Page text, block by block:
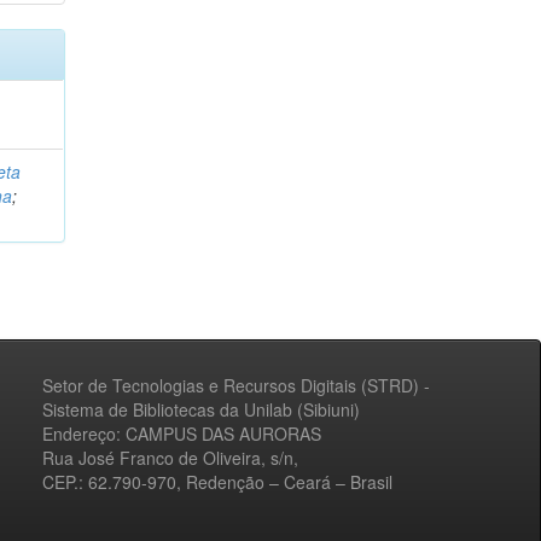
;
Setor de Tecnologias e Recursos Digitais (STRD) -
Sistema de Bibliotecas da Unilab (Sibiuni)
Endereço: CAMPUS DAS AURORAS
Rua José Franco de Oliveira, s/n,
CEP.: 62.790-970, Redenção – Ceará – Brasil